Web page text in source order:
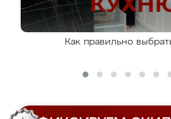
Как правильно